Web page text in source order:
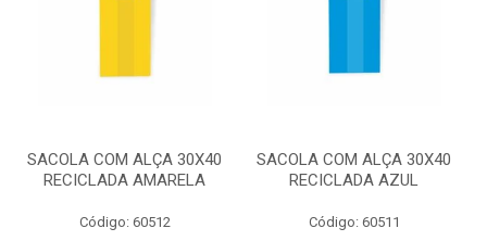
SACOLA COM ALÇA 30X40
RECICLADA AMARELA
Código: 60512
SACOLA COM ALÇA 30X40
RECICLADA AZUL
Código: 60511